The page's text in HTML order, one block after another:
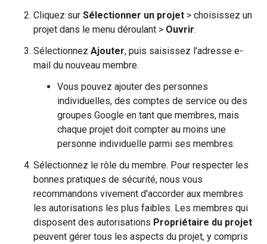
Cliquez sur Sélectionner un projet > choisissez un
projet dans le menu déroulant > Ouvrir.
Sélectionnez Ajouter, puis saisissez l'adresse e-
mail du nouveau membre.
Vous pouvez ajouter des personnes
individuelles, des comptes de service ou des
groupes Google en tant que membres, mais
chaque projet doit compter au moins une
personne individuelle parmi ses membres.
Sélectionnez le rôle du membre. Pour respecter les
bonnes pratiques de sécurité, nous vous
recommandons vivement d'accorder aux membres
les autorisations les plus faibles. Les membres qui
disposent des autorisations Propriétaire du projet
peuvent gérer tous les aspects du projet, y compris